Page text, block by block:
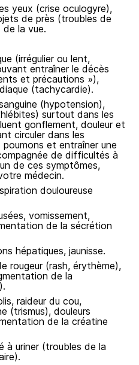
yeux (crise oculogyre),
de près (troubles de
de la vue.
(irrégulier ou lent,
entraîner le décès
et précautions »),
(tachycardie).
(hypotension),
surtout dans les
gonflement, douleur et
circuler dans les
poumons et entraîner une
de difficultés à
de ces symptômes,
médecin.
douloureuse
vomissement,
de la sécrétion
hépatiques, jaunisse.
rougeur (rash, érythème),
de la
raideur du cou,
(trismus), douleurs
de la créatine
à uriner (troubles de la